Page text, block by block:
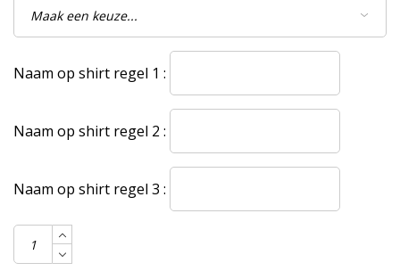
Naam op shirt regel 1 :
Naam op shirt regel 2 :
Naam op shirt regel 3 :